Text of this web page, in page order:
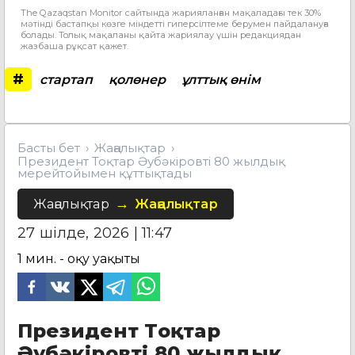
The Qazaqstan Monitor сайтында жарияланған мақаладағы тек 30%
мәтінді бастапқы көзге міндетті гиперсілтеме берумен пайдалануға
болады. Толық мақаланы қайта жариялау үшін редакциядан
жазбаша рұқсат қажет.
# стартап қолөнер ұлттық өнім
Басты бет
Жаңалықтар
Президент Тоқтар Әубәкіровті 80 жылдық
мерейтойымен құттықтады
Жаңалықтар Жаңалықтар
27 шілде, 2026 | 11:47
1 мин. - оқу уақыты
Президент Тоқтар